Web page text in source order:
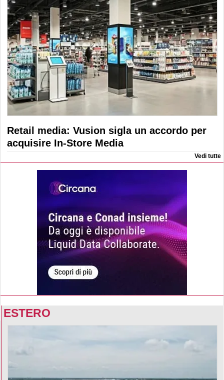
Retail media: Vusion sigla un accordo per
acquisire In-Store Media
Vedi tutte
ESTERO